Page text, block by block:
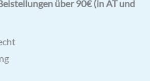
über 90€ (in AT und